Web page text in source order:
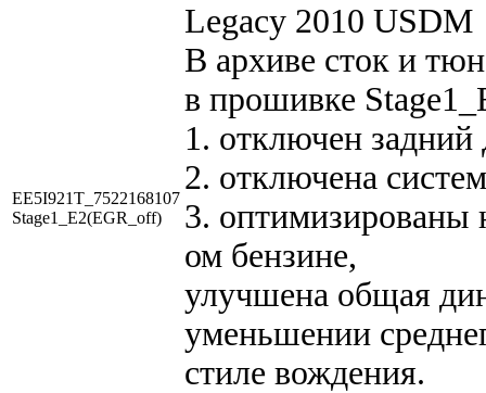
EE5I921T_7522168107
Stage1_E2(EGR_off)
Legacy 2010 USDM
В архиве сток и
в прошивке
1. отключен задний
2. отключена
3. оптимизированы
ом бензине,
улучшена общая
уменьшении
стиле вождения.